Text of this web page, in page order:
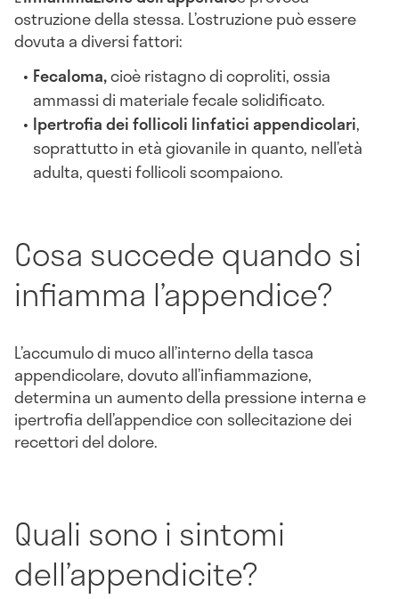
ostruzione della stessa. L’ostruzione può essere
dovuta a diversi fattori:
Fecaloma,cioè ristagno di coproliti, ossia
ammassi di materiale fecale solidificato.
Ipertrofia dei follicoli linfatici appendicolari,
soprattutto in età giovanile in quanto, nell’età
adulta, questi follicoli scompaiono.
Cosa succede quando si
infiamma l’appendice?
L’accumulo di muco all’interno della tasca
appendicolare, dovuto all’infiammazione,
determina un aumento della pressione interna e
ipertrofia dell’appendice con sollecitazione dei
recettori del dolore.
Quali sono i sintomi
dell’appendicite?